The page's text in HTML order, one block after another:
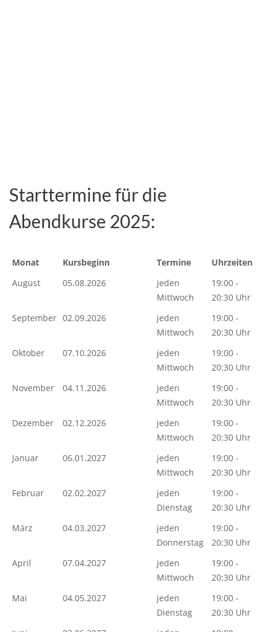
Starttermine für die
Abendkurse 2025:
Monat Kursbeginn Termine
Uhrzeiten
August
05.08.2026
jeden
Mittwoch
19:00 -
20:30 Uhr
September 02.09.2026
jeden
Mittwoch
19:00 -
20:30 Uhr
Oktober
07.10.2026
jeden
Mittwoch
19:00 -
20:30 Uhr
November
04.11.2026
jeden
Mittwoch
19:00 -
20:30 Uhr
Dezember
02.12.2026
jeden
Mittwoch
19:00 -
20:30 Uhr
Januar
06.01.2027
jeden
Mittwoch
19:00 -
20:30 Uhr
Februar
02.02.2027
jeden
Dienstag
19:00 -
20:30 Uhr
März
04.03.2027
jeden
Donnerstag
19:00 -
20:30 Uhr
April
07.04.2027
jeden
Mittwoch
19:00 -
20:30 Uhr
Mai
04.05.2027
jeden
Dienstag
19:00 -
20:30 Uhr